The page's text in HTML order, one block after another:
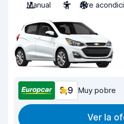
Manual
5 Aire
5,9 Muy pobre
Ver la